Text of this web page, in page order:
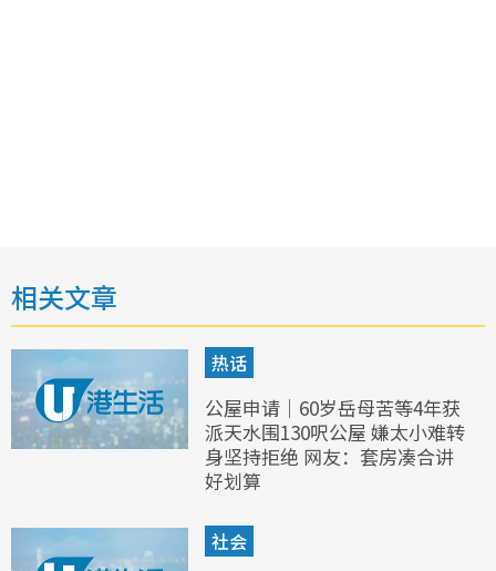
相关文章
热话
公屋申请｜60岁岳母苦等4年获
派天水围130呎公屋 嫌太小难转
身坚持拒绝 网友：套房凑合讲
好划算
社会